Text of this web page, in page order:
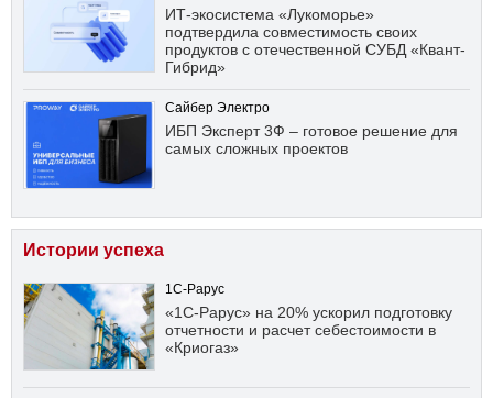
ИТ-экосистема «Лукоморье»
подтвердила совместимость своих
продуктов с отечественной СУБД «Квант-
Гибрид»
Сайбер Электро
ИБП Эксперт 3Ф – готовое решение для
самых сложных проектов
Истории успеха
1С-Рарус
«1С-Рарус» на 20% ускорил подготовку
отчетности и расчет себестоимости в
«Криогаз»